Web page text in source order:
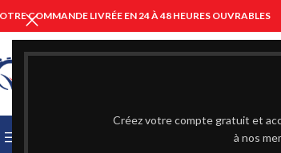
Créez votre compte gratuit et
à nos
COMMANDE LIVRÉE EN 24 À 48 HEURES OUVRABLES
ACCUEIL